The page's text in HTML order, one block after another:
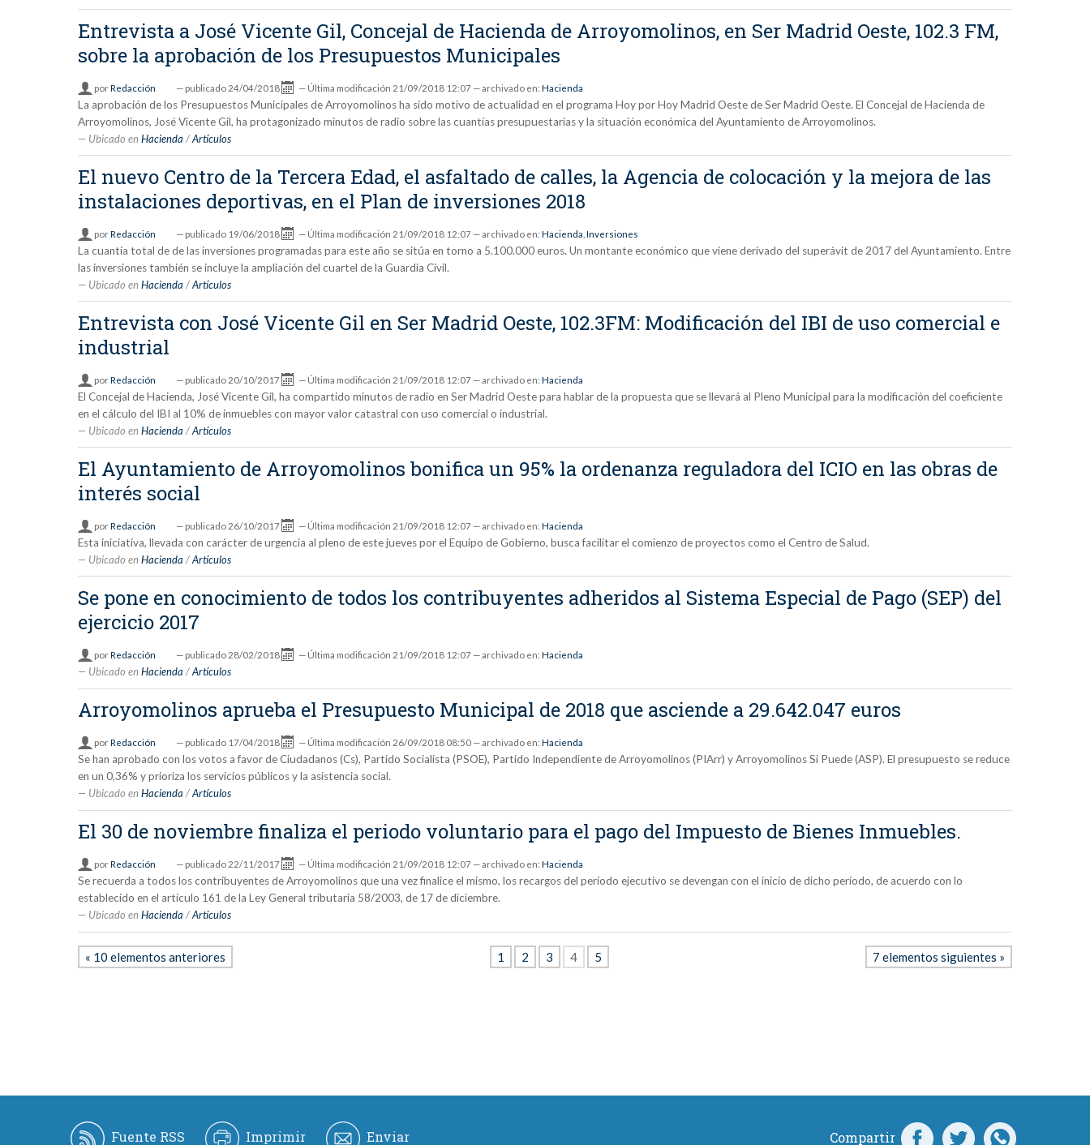
Entrevista a José Vicente Gil, Concejal de Hacienda de Arroyomolinos, en Ser Madrid Oeste, 102.3 FM,
sobre la aprobación de los Presupuestos Municipales
porRedacción — publicado24/04/2018 — Última modificación 21/09/2018 12:07 — archivado en:Hacienda
La aprobación de los Presupuestos Municipales de Arroyomolinos ha sido motivo de actualidad en el programa Hoy por Hoy Madrid Oeste de Ser Madrid Oeste. El Concejal de Hacienda de
Arroyomolinos, José Vicente Gil, ha protagonizado minutos de radio sobre las cuantías presupuestarias y la situación económica del Ayuntamiento de Arroyomolinos.
Ubicado en Hacienda /Artículos
El nuevo Centro de la Tercera Edad, el asfaltado de calles, la Agencia de colocación y la mejora de las
instalaciones deportivas, en el Plan de inversiones 2018
porRedacción — publicado19/06/2018 — Última modificación 21/09/2018 12:07 — archivado en:Hacienda ,Inversiones
La cuantía total de de las inversiones programadas para este año se sitúa en torno a 5.100.000 euros. Un montante económico que viene derivado del superávit de 2017 del Ayuntamiento. Entre
las inversiones también se incluye la ampliación del cuartel de la Guardia Civil.
Ubicado en Hacienda /Artículos
Entrevista con José Vicente Gil en Ser Madrid Oeste, 102.3FM: Modificación del IBI de uso comercial e
industrial
porRedacción — publicado20/10/2017 — Última modificación 21/09/2018 12:07 — archivado en:Hacienda
El Concejal de Hacienda, José Vicente Gil, ha compartido minutos de radio en Ser Madrid Oeste para hablar de la propuesta que se llevará al Pleno Municipal para la modificación del coeficiente
en el cálculo del IBI al 10% de inmuebles con mayor valor catastral con uso comercial o industrial.
Ubicado en Hacienda /Artículos
El Ayuntamiento de Arroyomolinos bonifica un 95% la ordenanza reguladora del ICIO en las obras de
interés social
porRedacción — publicado26/10/2017 — Última modificación 21/09/2018 12:07 — archivado en:Hacienda
Esta iniciativa, llevada con carácter de urgencia al pleno de este jueves por el Equipo de Gobierno, busca facilitar el comienzo de proyectos como el Centro de Salud.
Ubicado en Hacienda /Artículos
Se pone en conocimiento de todos los contribuyentes adheridos al Sistema Especial de Pago (SEP) del
ejercicio 2017
porRedacción — publicado28/02/2018 — Última modificación 21/09/2018 12:07 — archivado en:Hacienda
Ubicado en Hacienda /Artículos
Arroyomolinos aprueba el Presupuesto Municipal de 2018 que asciende a 29.642.047 euros
porRedacción — publicado17/04/2018 — Última modificación 26/09/2018 08:50 — archivado en:Hacienda
Se han aprobado con los votos a favor de Ciudadanos (Cs), Partido Socialista (PSOE), Partido Independiente de Arroyomolinos (PIArr) y Arroyomolinos Si Puede (ASP). El presupuesto se reduce
en un 0,36% y prioriza los servicios públicos y la asistencia social.
Ubicado en Hacienda /Artículos
El 30 de noviembre finaliza el periodo voluntario para el pago del Impuesto de Bienes Inmuebles.
porRedacción — publicado22/11/2017 — Última modificación 21/09/2018 12:07 — archivado en:Hacienda
Se recuerda a todos los contribuyentes de Arroyomolinos que una vez finalice el mismo, los recargos del período ejecutivo se devengan con el inicio de dicho período, de acuerdo con lo
establecido en el artículo 161 de la Ley General tributaria 58/2003, de 17 de diciembre.
Ubicado en Hacienda /Artículos
« 10 elementos anteriores 7 elementos siguientes »
1 2 3 4 5
Fuente RSS Imprimir Enviar Compartir